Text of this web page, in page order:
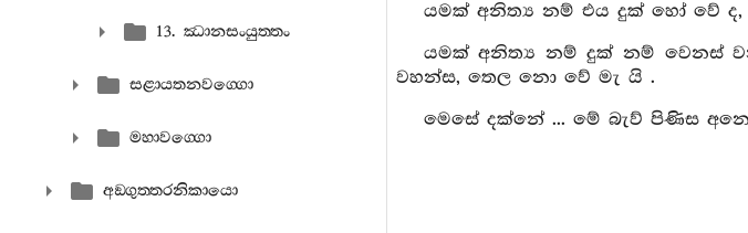
13. ඣානසංයුත‍්තං
සළායතනවග‍්ගො
මහාවග‍්ගො
අඞ‍්ගුත‍්තරනිකායො
යමක් අනිත්‍ය නම් එය දුක් හෝ වේ ද,
යමක් අනිත්‍ය නම් දුක් නම් වෙනස්
වහන්ස, තෙල නො වේ මැ යි .
මෙසේ දක්නේ ... මේ බැව් පිණිස